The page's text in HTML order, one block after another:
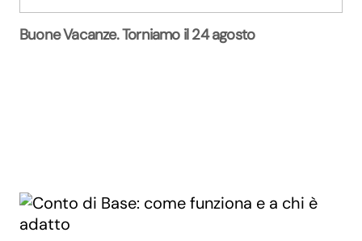
Buone Vacanze. Torniamo il 24 agosto